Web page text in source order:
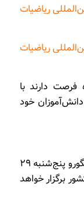
رياضيات
رياضيات
تا ۱۴ اسفندماه فرصت دارند با
خود
یازدهمین جشنوارۀ بین المللی ریاضیات کانگورو پنج‌شنبه ۲۹
کشور برگزار خواهد